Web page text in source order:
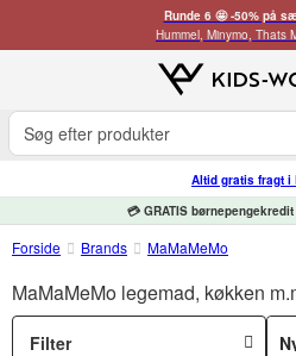
Runde 6 🤩 -50% på
Hummel, Minymo, Thats
Altid gratis fragt i
💳 GRATIS børnepengekredit
Forside Brands MaMaMeMo
MaMaMeMo legemad, køkken
Filter